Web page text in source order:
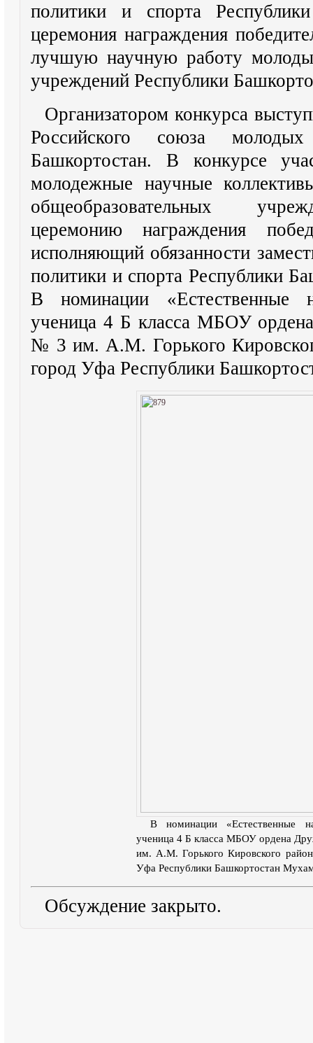
политики и спорта
церемония награждения
лучшую научную работу
учреждений Республики
Организатором конкурса
Российского союза
Башкортостан. В конкурсе
молодежные научные
общеобразовательных
церемонию награждения
исполняющий обязанности
политики и спорта Республики
В номинации «Естественные
ученица 4 Б класса МБОУ
№ 3 им. А.М. Горького
город Уфа Республики
В номинации «Естественные
ученица 4 Б класса МБОУ ордена
им. А.М. Горького Кировского
Уфа Республики Башкортостан
Обсуждение закрыто.